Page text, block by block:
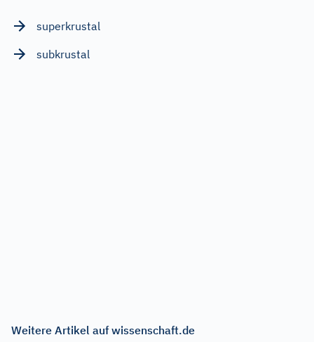
superkrustal
subkrustal
Weitere Artikel auf wissenschaft.de